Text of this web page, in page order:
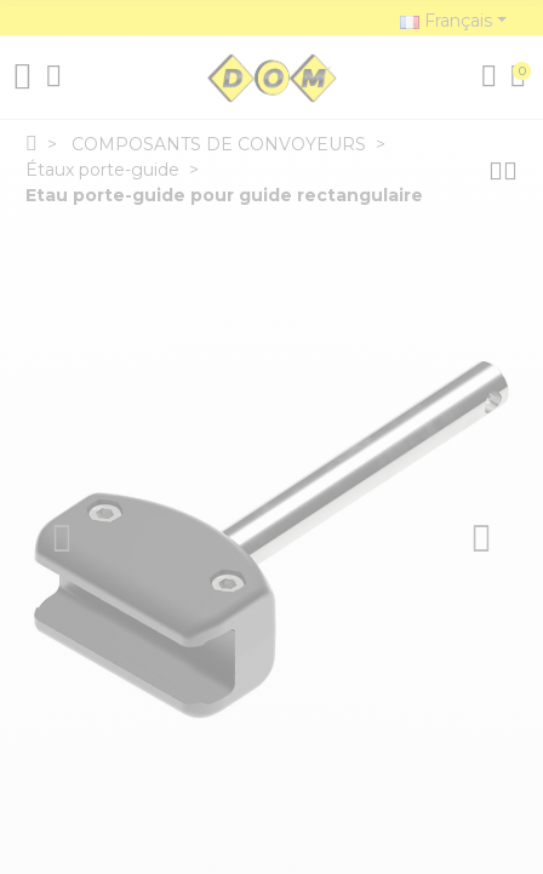
Français
0
COMPOSANTS DE CONVOYEURS
Étaux porte-guide
Etau porte-guide pour guide rectangulaire